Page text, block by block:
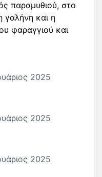
παραμυθιού, στο
γαλήνη και η
φαραγγιού και
2025
2025
2025